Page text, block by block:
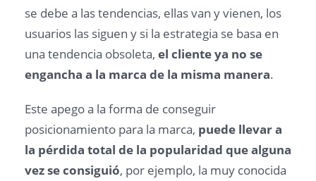
se debe a las tendencias, ellas van y vienen, los
usuarios las siguen y si la estrategia se basa en
una tendencia obsoleta, el cliente ya no se
engancha a la marca de la misma manera.
Este apego a la forma de conseguir
posicionamiento para la marca, puede llevar a
la pérdida total de la popularidad que alguna
vez se consiguió, por ejemplo, la muy conocida